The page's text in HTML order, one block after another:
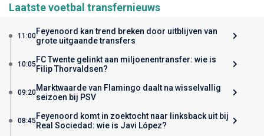
Laatste voetbal transfernieuws
11:00Feyenoord kan trend breken door uitblijven van
grote uitgaande transfers
10:05 FC Twente gelinkt aan miljoenentransfer: wie is
Filip Thorvaldsen?
09:20Marktwaarde van Flamingo daalt na wisselvallig
seizoen bij PSV
08:45 Feyenoord komt in zoektocht naar linksback uit bij
Real Sociedad: wie is Javi López?